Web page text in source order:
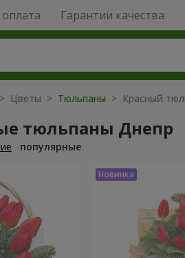
Гарантии качества
> Цветы > Тюльпаны > Красный
тюльпаны Днепр
популярные